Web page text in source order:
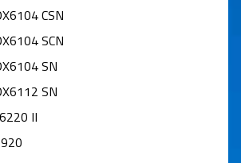
CSN
SCN
SN
SN
II